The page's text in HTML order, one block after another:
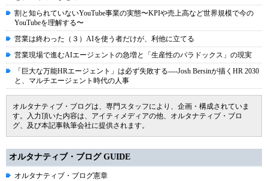
割と知られていないYouTube事業の実態〜KPIや売上高など世界規模で今の
YouTubeを理解する〜
営業は終わった（３）AIを使う者だけが、利他に立てる
営業現場で進むAIエージェントの急増と「生産性のパラドックス」の現実
「巨大な万能HRエージェント」は必ず失敗する----Josh Bersinが描くHR 2030
と、マルチエージェント時代の人事
オルタナティブ・ブログは、専門スタッフにより、企画・構成されていま
す。入力頂いた内容は、アイティメディアの他、オルタナティブ・ブロ
グ、及び本記事執筆会社に提供されます。
オルタナティブ・ブログ GUIDE
オルタナティブ・ブログ憲章